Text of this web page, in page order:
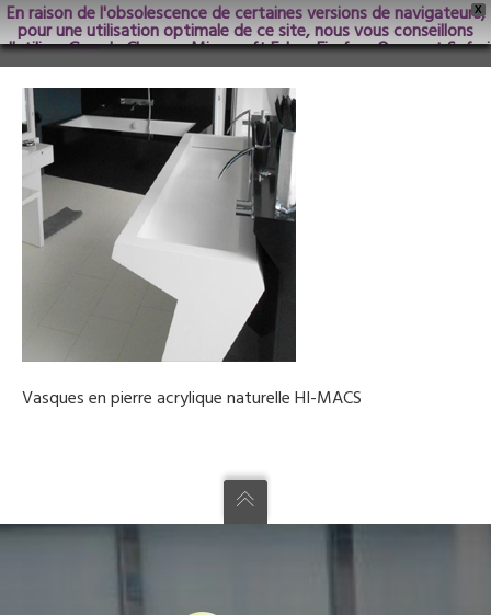
X
En raison de l'obsolescence de certaines versions de navigateurs,
pour une utilisation optimale de ce site, nous vous conseillons
d'utiliser Google Chrome; Microsoft Edge, Firefox, Opera et Safari
dans les versions les plus récentes.
Vasques en pierre acrylique naturelle HI-MACS